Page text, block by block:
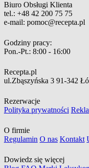
Biuro Obsługi Klienta
tel.: +48 42 200 75 75
e-mail: pomoc@recepta.pl
Godziny pracy:
Pon.-Pt.: 8:00 - 16:00
Recepta.pl
ul.Zbąszyńska 3 91-342
Rezerwacje
Polityka prywatności
O firmie
Regulamin O nas Kontakt
Dowiedz się więcej